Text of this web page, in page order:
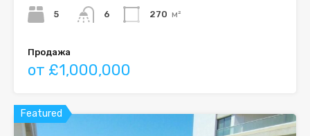
5
6
270 м²
Продажа
от £1,000,000
Featured